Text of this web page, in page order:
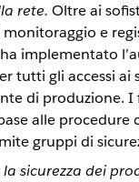
rete. Oltre ai
e
implementato
tutti gli accessi ai
di produzione. I
alle procedure
gruppi di
sicurezza dei